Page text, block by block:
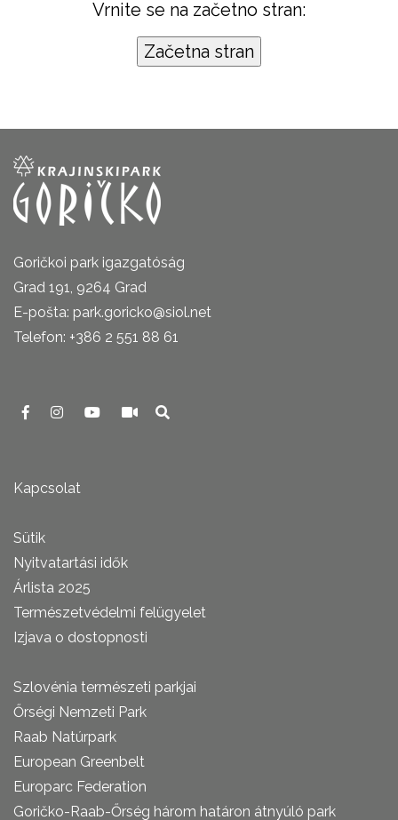
Vrnite se na začetno stran:
Goričkoi park igazgatóság
Grad 191, 9264 Grad
E-pošta: park.goricko@siol.net
Telefon: +386 2 551 88 61
Kapcsolat
Sütik
Nyitvatartási idők
Árlista 2025
Természetvédelmi felügyelet
Izjava o dostopnosti
Szlovénia természeti parkjai
Őrségi Nemzeti Park
Raab Natúrpark
European Greenbelt
Europarc Federation
Goričko-Raab-Őrség három határon átnyúló park